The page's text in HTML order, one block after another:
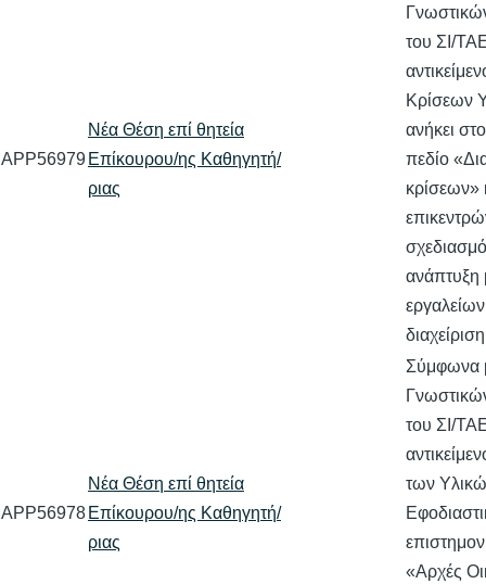
APP56979
Νέα Θέση επί θητεία
Επίκουρου/ης Καθηγητή/
ριας
του ΣΙ/
Κρίσεων
ανήκει
πεδίο
κρίσεων»
ανάπτυξη
εργαλείων
APP56978
Νέα Θέση επί θητεία
Επίκουρου/ης Καθηγητή/
ριας
Σύμφωνα
του ΣΙ/
των
«Αρχές